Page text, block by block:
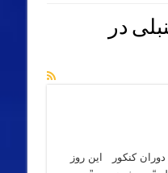
در
کنکور این روز